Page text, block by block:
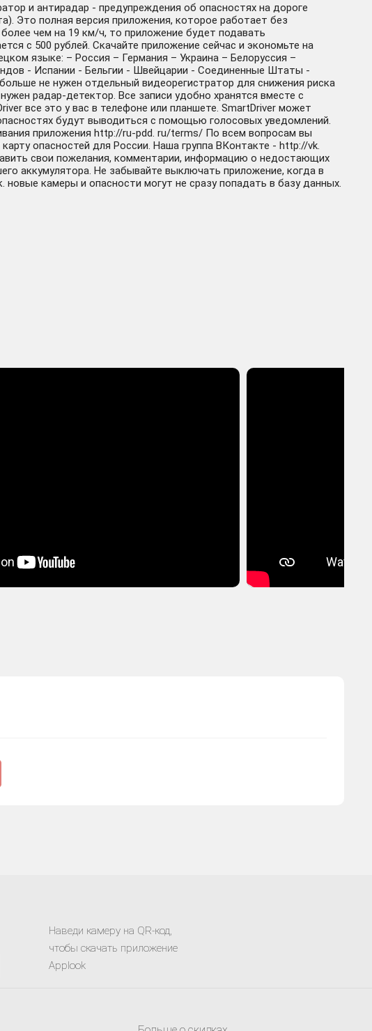
и антирадар - предупреждения об опасностях на дороге
Это полная версия приложения, которое работает без
чем на 19 км/ч, то приложение будет подавать
с 500 рублей. Скачайте приложение сейчас и экономьте на
языке: – Россия – Германия – Украина – Белоруссия –
- Испании - Бельгии - Швейцарии - Соединенные Штаты -
не нужен отдельный видеорегистратор для снижения риска
радар-детектор. Все записи удобно хранятся вместе с
все это у вас в телефоне или планшете. SmartDriver может
будут выводиться с помощью голосовых уведомлений.
приложения http://ru-pdd. ru/terms/ По всем вопросам вы
опасностей для России. Наша группа ВКонтакте - http://vk.
свои пожелания, комментарии, информацию о недостающих
аккумулятора. Не забывайте выключать приложение, когда в
камеры и опасности могут не сразу попадать в базу данных.
Наведи камеру на QR-код,
чтобы скачать приложение
Applook